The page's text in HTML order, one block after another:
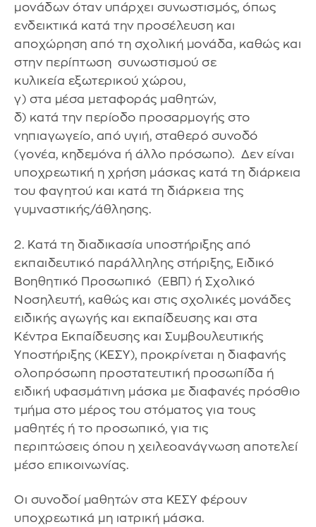
μονάδων όταν υπάρχει συνωστισμός, όπως
ενδεικτικά κατά την προσέλευση και
αποχώρηση από τη σχολική μονάδα, καθώς και
στην περίπτωση συνωστισμού σε
κυλικεία εξωτερικού χώρου,
γ) στα μέσα μεταφοράς μαθητών,
δ) κατά την περίοδο προσαρμογής στο
νηπιαγωγείο, από υγιή, σταθερό συνοδό
(γονέα, κηδεμόνα ή άλλο πρόσωπο). Δεν είναι
υποχρεωτική η χρήση μάσκας κατά τη διάρκεια
του φαγητού και κατά τη διάρκεια της
γυμναστικής/άθλησης.
2. Κατά τη διαδικασία υποστήριξης από
εκπαιδευτικό παράλληλης στήριξης, Ειδικό
Βοηθητικό Προσωπικό (ΕΒΠ) ή Σχολικό
Νοσηλευτή, καθώς και στις σχολικές μονάδες
ειδικής αγωγής και εκπαίδευσης και στα
Κέντρα Εκπαίδευσης και Συμβουλευτικής
Υποστήριξης (ΚΕΣΥ), προκρίνεται η διαφανής
ολοπρόσωπη προστατευτική προσωπίδα ή
ειδική υφασμάτινη μάσκα με διαφανές πρόσθιο
τμήμα στο μέρος του στόματος για τους
μαθητές ή το προσωπικό, για τις
περιπτώσεις όπου η χειλεοανάγνωση αποτελεί
μέσο επικοινωνίας.
Οι συνοδοί μαθητών στα ΚΕΣΥ φέρουν
υποχρεωτικά μη ιατρική μάσκα.